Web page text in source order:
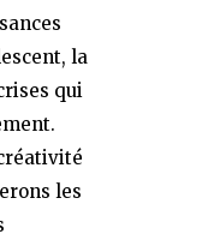
la
qui
les